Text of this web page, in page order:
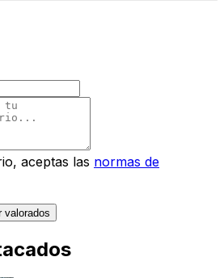
aceptas las normas de
valorados